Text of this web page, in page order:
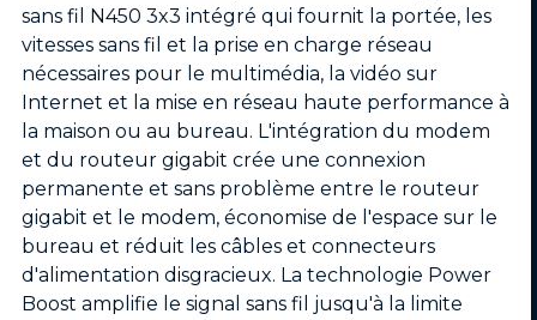
sans fil N450 3x3 intégré qui fournit la portée, les
vitesses sans fil et la prise en charge réseau
nécessaires pour le multimédia, la vidéo sur
Internet et la mise en réseau haute performance à
la maison ou au bureau. L'intégration du modem
et du routeur gigabit crée une connexion
permanente et sans problème entre le routeur
gigabit et le modem, économise de l'espace sur le
bureau et réduit les câbles et connecteurs
d'alimentation disgracieux. La technologie Power
Boost amplifie le signal sans fil jusqu'à la limite